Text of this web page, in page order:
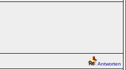
Antworten